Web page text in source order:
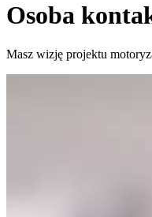
Osoba
Masz wizję projektu